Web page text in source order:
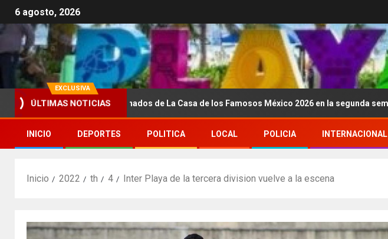
6 agosto, 2026
EXCLUSIVA
ÚLTIMAS NOTICIAS
a conocer los nominados de La Casa de los Famosos México 2026 en la segunda semana
INICIO DEPORTES POLITICA LOCAL POLICIA INTERNACIONAL
Inicio 2022 th 4 Inter Playa de la tercera division vuelve a la escena